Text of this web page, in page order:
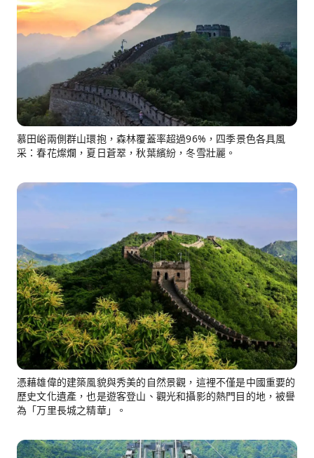
慕田峪兩側群山環抱，森林覆蓋率超過96%，四季景色各具風
采：春花燦爛，夏日蒼翠，秋葉繽紛，冬雪壯麗。
憑藉雄偉的建築風貌與秀美的自然景觀，這裡不僅是中國重要的
歷史文化遺產，也是遊客登山、觀光和攝影的熱門目的地，被譽
為「万里長城之精華」。